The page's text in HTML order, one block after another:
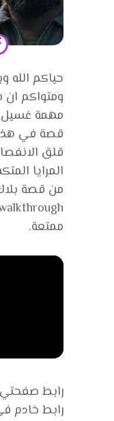
حياكم الله
ومتواكم ان
قصة في
المرايا
ممتعة.
رابط
رابط خادم